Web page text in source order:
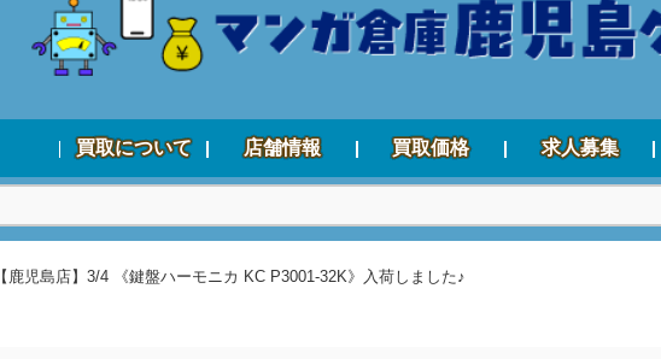
買取について 店舗情報 買取価格 求人募集
【鹿児島店】3/4 《鍵盤ハーモニカ KC P3001-32K》入荷しました♪